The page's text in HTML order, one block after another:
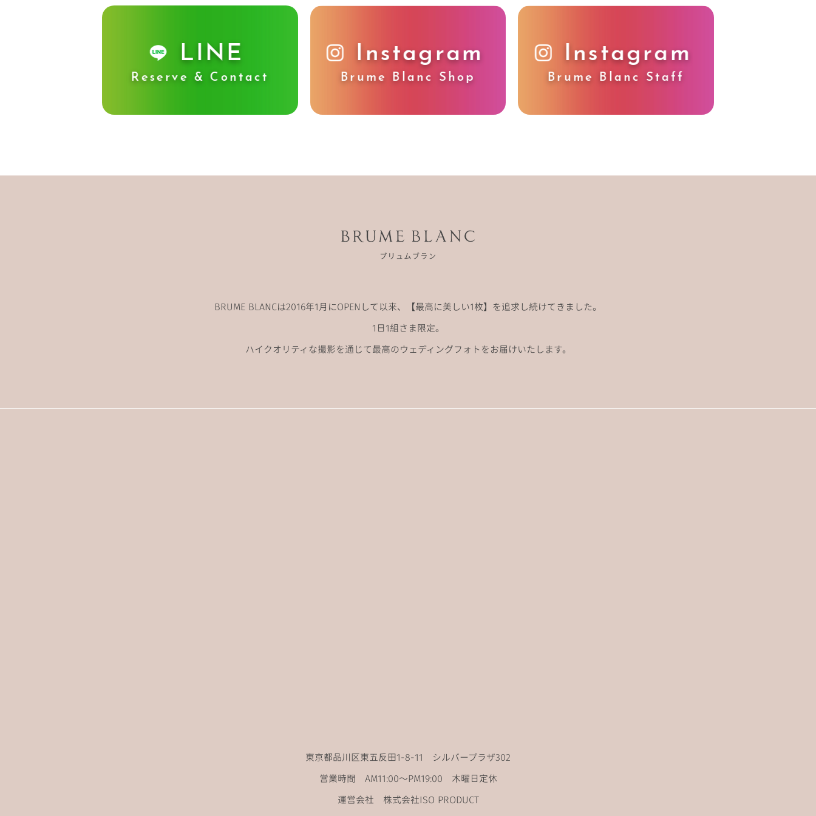
LINE
Reserve & Contact
Instagram
Brume Blanc Shop
Instagram
Brume Blanc Staff
BRUME BLANCは2016年1月にOPENして以来、
【最高に美しい1枚】を追求し続けてきました。
1日1組さま限定。
ハイクオリティな撮影を通じて最高のウェディングフォトをお届けいたします。
東京都品川区東五反田1-8-11 シルバープラザ302
営業時間 AM11:00〜PM19:00 木曜日定休
運営会社 株式会社ISO PRODUCT